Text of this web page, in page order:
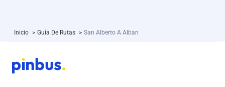
Inicio > Guía De Rutas > San Alberto A Alban